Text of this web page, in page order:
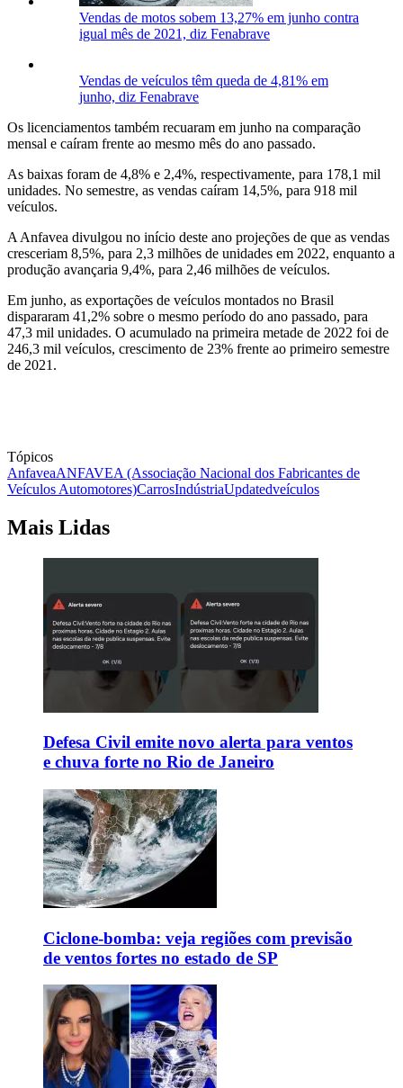
Vendas de motos sobem 13,27% em junho contra
igual mês de 2021, diz Fenabrave
Vendas de veículos têm queda de 4,81% em
junho, diz Fenabrave
Os licenciamentos também recuaram em junho na comparação
mensal e caíram frente ao mesmo mês do ano passado.
As baixas foram de 4,8% e 2,4%, respectivamente, para 178,1 mil
unidades. No semestre, as vendas caíram 14,5%, para 918 mil
veículos.
A Anfavea divulgou no início deste ano projeções de que as vendas
cresceriam 8,5%, para 2,3 milhões de unidades em 2022, enquanto a
produção avançaria 9,4%, para 2,46 milhões de veículos.
Em junho, as exportações de veículos montados no Brasil
dispararam 41,2% sobre o mesmo período do ano passado, para
47,3 mil unidades. O acumulado na primeira metade de 2022 foi de
246,3 mil veículos, crescimento de 23% frente ao primeiro semestre
de 2021.
Tópicos
AnfaveaANFAVEA (Associação Nacional dos Fabricantes de
Veículos Automotores)CarrosIndústriaUpdatedveículos
Mais Lidas
Defesa Civil emite novo alerta para ventos
e chuva forte no Rio de Janeiro
Ciclone-bomba: veja regiões com previsão
de ventos fortes no estado de SP